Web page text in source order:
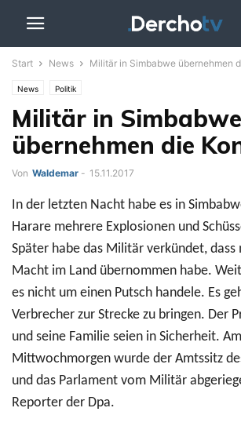
Start News Militär in Simbabwe übernehmen
News Politik
Militär in Simbabwe
übernehmen die
Von Waldemar - 15.11.2017
In der letzten Nacht habe es in
Harare mehrere Explosionen und
Später habe das Militär verkündet,
Macht im Land übernommen habe.
es nicht um einen Putsch handele. Es
Verbrecher zur Strecke zu bringen. Der
und seine Familie seien in Sicherheit. Am
Mittwochmorgen wurde der Amtssitz
und das Parlament vom Militär
Reporter der Dpa.